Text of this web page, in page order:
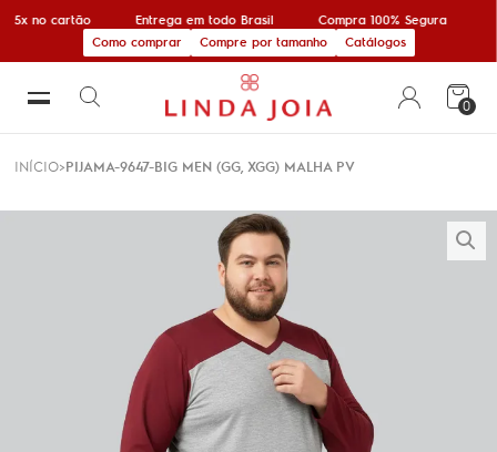
5x no cartão Entrega em todo Brasil Compra 100% Segura
Como comprar
Compre por tamanho Catálogos
0
INÍCIO PIJAMA-9647-BIG MEN (GG, XGG) MALHA PV